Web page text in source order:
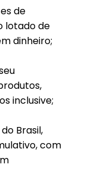
de
lotado de
dinheiro;
inclusive;
Brasil,
com